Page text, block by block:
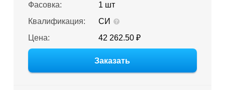
Фасовка:
1 шт
Квалификация:
СИ
Цена:
42 262.50 ₽
Заказать